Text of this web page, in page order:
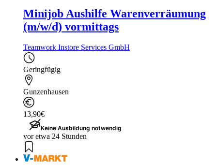
Minijob Aushilfe Warenverräumung
(m/w/d) vormittags
Teamwork Instore Services GmbH
Geringfügig
Gunzenhausen
13,90€
Keine Ausbildung notwendig
vor etwa 24 Stunden